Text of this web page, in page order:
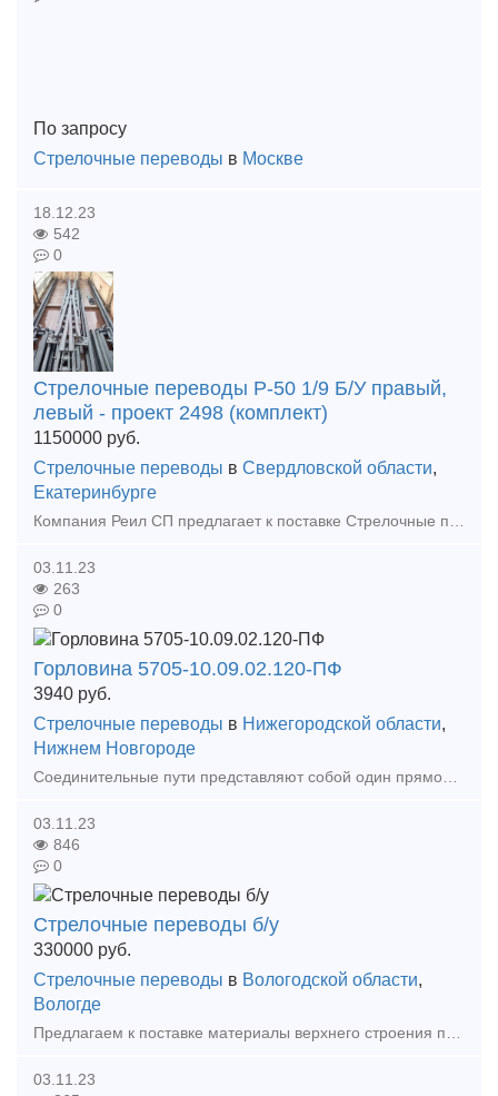
По запросу
Стрелочные переводы в Москве
18.12.23
542
0
Cтpeлoчные пepeвoды P-50 1/9 Б/У правый,
левый - проект 2498 (комплект)
1150000 руб.
Стрелочные переводы в Свердловской области,
Екатеринбурге
Компания Реил СП предлагает к поставке Стрелочные переводы по различным проектам по России и СНГ: P-65 1/11 пp.1740 (2768) бeз изнoca (peзepв); P-65 1/11 пp.1740 (2768) Б/У; P-65 1/11 пp. 2768; P-
03.11.23
263
0
Горловина 5705-10.09.02.120-ПФ
3940 руб.
Стрелочные переводы в Нижегородской области,
Нижнем Новгороде
03.11.23
846
0
Стрелочные переводы б/у
330000 руб.
Стрелочные переводы в Вологодской области,
Вологде
03.11.23